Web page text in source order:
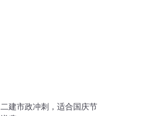
二建市政冲刺，适合国庆节